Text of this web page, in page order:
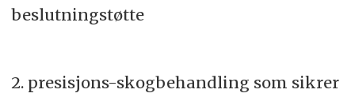
beslutningstøtte
2. presisjons-skogbehandling som sikrer